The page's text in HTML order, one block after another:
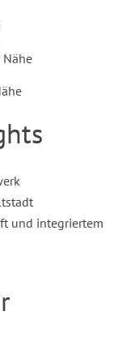
Nähe
und integriertem